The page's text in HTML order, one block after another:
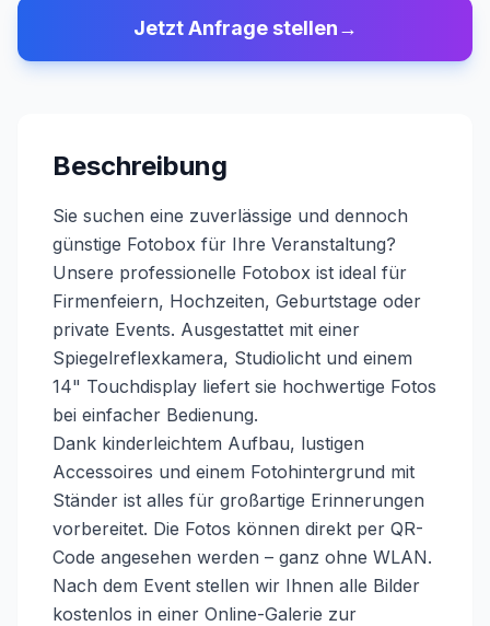
Jetzt Anfrage stellen→
Beschreibung
Sie suchen eine zuverlässige und dennoch
günstige Fotobox für Ihre Veranstaltung?
Unsere professionelle Fotobox ist ideal für
Firmenfeiern, Hochzeiten, Geburtstage oder
private Events. Ausgestattet mit einer
Spiegelreflexkamera, Studiolicht und einem
14" Touchdisplay liefert sie hochwertige Fotos
bei einfacher Bedienung.
Dank kinderleichtem Aufbau, lustigen
Accessoires und einem Fotohintergrund mit
Ständer ist alles für großartige Erinnerungen
vorbereitet. Die Fotos können direkt per QR-
Code angesehen werden – ganz ohne WLAN.
Nach dem Event stellen wir Ihnen alle Bilder
kostenlos in einer Online-Galerie zur